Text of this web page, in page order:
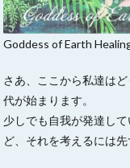
Goddess of Earth
さあ、ここから私達は
代が始まります。
少しでも自我が発達し
ど、それを考えるには